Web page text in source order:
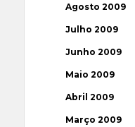
Agosto 2009
Julho 2009
Junho 2009
Maio 2009
Abril 2009
Março 2009